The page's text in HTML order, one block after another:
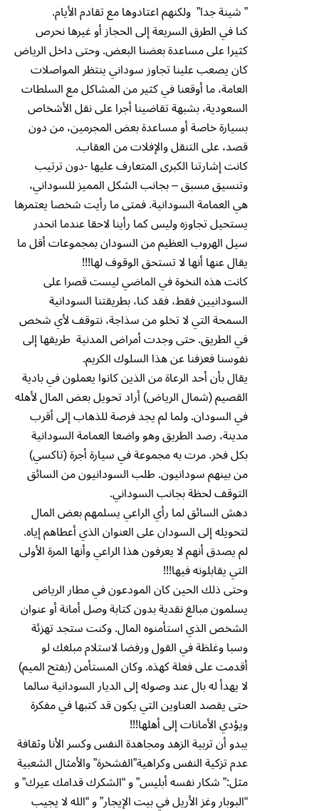
” شينة جدا” ولكنهم اعتادوها مع تقادم الأيام.
كنا في الطرق السريعة إلى الحجاز أو غيرها نحرص
كثيرا على مساعدة بعضنا البعض. وحتى داخل الرياض
كان يصعب علينا تجاوز سوداني ينتظر المواصلات
العامة، ما أوقعنا في كثير من المشاكل مع السلطات
السعودية، بشبهة تقاضينا أجرا على نقل الأشخاص
بسيارة خاصة أو مساعدة بعض المجرمين، من دون
قصد، على التنقل والإفلات من العقاب.
كانت إشارتنا الكبرى المتعارف عليها -دون ترتيب
وتنسيق مسبق – بجانب الشكل المميز للسوداني،
هي العمامة السودانية. فمتى ما رأيت شخصا يعتمرها
يستحيل تجاوزه وليس كما رأينا لاحقا عندما انحدر
سيل الهروب العظيم من السودان بمجموعات أقل ما
يقال عنها أنها لا تستحق الوقوف لها!!!
كانت هذه النخوة في الماضي ليست قصرا على
السودانيين فقط، فقد كنا، بطريقتنا السودانية
السمحة التي لا تخلو من سذاجة، نتوقف لأي شخص
في الطريق. حتى وجدت أمراض المدنية طريقها إلى
نفوسنا فعزفنا عن هذا السلوك الكريم.
يقال بأن أحد الرعاة من الذين كانوا يعملون في بادية
القصيم (شمال الرياض) أراد تحويل بعض المال لأهله
في السودان. ولما لم يجد فرصة للذهاب إلى أقرب
مدينة، رصد الطريق وهو واضعا العمامة السودانية
بكل فخر. مرت به مجموعة في سيارة أجرة (تاكسي)
من بينهم سودانيون. طلب السودانيون من السائق
التوقف لحظة بجانب السوداني.
دهش السائق لما رأي الراعي يسلمهم بعض المال
لتحويله إلى السودان على العنوان الذي أعطاهم إياه.
لم يصدق أنهم لا يعرفون هذا الراعي وأنها المرة الأولى
التي يقابلونه فيها!!!
وحتى ذلك الحين كان المودعون في مطار الرياض
يسلمون مبالغ نقدية بدون كتابة وصل أمانة أو عنوان
الشخص الذي استأمنوه المال. وكنت ستجد تهزئة
وسبا وغلظة في القول ورفضا لاستلام مبلغك لو
أقدمت على فعلة كهذه. وكان المستأمن (بفتح الميم)
لا يهدأ له بال عند وصوله إلى الديار السودانية سالما
حتى يقصد العناوين التي يكون قد كتبها في مفكرة
ويؤدي الأمانات إلى أهلها!!!
يبدو أن تربية الزهد ومجاهدة النفس وكسر الأنا وثقافة
عدم تزكية النفس وكراهية”الفشخرة” والأمثال الشعبية
مثل:” شكار نفسه أبليس” و “الشكرك قدامك عيرك” و
“البوبار وغز الأريل في بيت الإيجار” و “الله لا يجيب